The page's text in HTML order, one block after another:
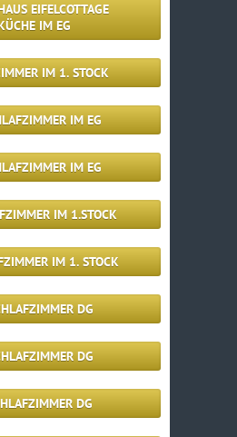
EIFELCOTTAGE
IM EG
WOHNZIMMER IM 1. STOCK
1. SCHLAFZIMMER IM EG
IM EG
3. SCHLAFZIMMER IM 1.STOCK
4. SCHLAFZIMMER IM 1. STOCK
DG
DG
7. SCHLAFZIMMER DG